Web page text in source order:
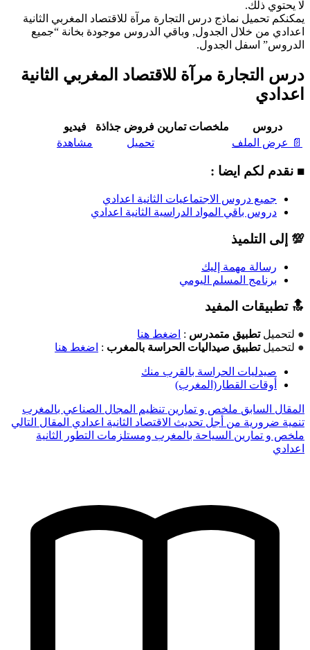
لا يحتوي ذلك.
يمكنكم تحميل نماذج درس التجارة مرآة للاقتصاد المغربي الثانية
اعدادي من خلال الجدول, وباقي الدروس موجودة بخانة “جميع
الدروس” اسفل الجدول.
درس التجارة مرآة للاقتصاد المغربي الثانية
اعدادي
دروس ملخصات تمارين فروض جذاذة
فيديو
📄 عرض الملف
تحميل مشاهدة
■ نقدم لكم ايضا :
جميع دروس الاجتماعيات الثانية اعدادي
دروس باقي المواد الدراسية الثانية اعدادي
💯 إلى التلميذ
رسالة مهمة إليك
برنامج المسلم اليومي
🔝 تطبيقات المفيد
● لتحميلتطبيق متمدرس : اضغط هنا
● لتحميلتطبيق صيداليات الحراسة بالمغرب : اضغط هنا
صيدليات الحراسة بالقرب منك
أوقات القطار(المغرب)
المقال السابق ملخص و تمارين تنظيم المجال الصناعي بالمغرب
تنمية ضرورية من أجل تحديث الاقتصاد الثانية اعدادي المقال التالي
ملخص و تمارين السياحة بالمغرب ومستلزمات التطور الثانية
اعدادي